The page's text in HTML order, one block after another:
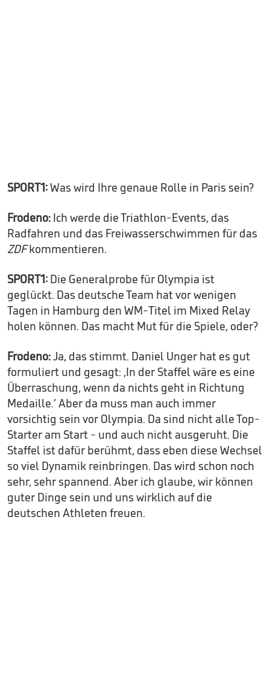
SPORT1:Was wird Ihre genaue Rolle in Paris sein?
Frodeno: Ich werde die Triathlon-Events, das
Radfahren und das Freiwasserschwimmen für das
ZDFkommentieren.
SPORT1: Die Generalprobe für Olympia ist
geglückt. Das deutsche Team hat vor wenigen
Tagen in Hamburg den WM-Titel im Mixed Relay
holen können. Das macht Mut für die Spiele, oder?
Frodeno:Ja, das stimmt. Daniel Unger hat es gut
formuliert und gesagt: ‚In der Staffel wäre es eine
Überraschung, wenn da nichts geht in Richtung
Medaille.‘ Aber da muss man auch immer
vorsichtig sein vor Olympia. Da sind nicht alle Top-
Starter am Start - und auch nicht ausgeruht. Die
Staffel ist dafür berühmt, dass eben diese Wechsel
so viel Dynamik reinbringen. Das wird schon noch
sehr, sehr spannend. Aber ich glaube, wir können
guter Dinge sein und uns wirklich auf die
deutschen Athleten freuen.